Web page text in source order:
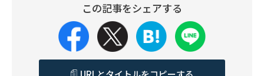
この記事をシェアする